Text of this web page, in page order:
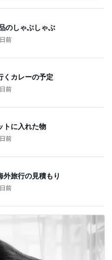
のしゃぶしゃぶ
前
くカレーの予定
前
トに入れた物
前
外旅行の見積もり
前